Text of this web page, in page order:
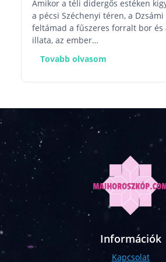
Amikor a téli didergős estéken
a pécsi Széchenyi téren, a
feltámad a fűszeres forralt bor és
illata, az ember…
Tovabb olvasom
Információk
Kapcsolat